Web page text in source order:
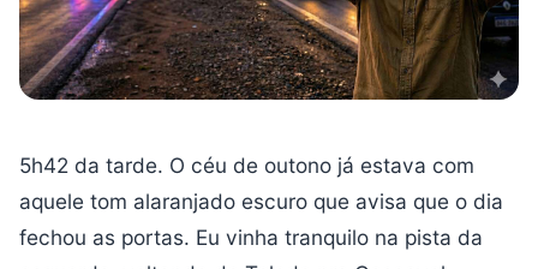
5h42 da tarde. O céu de outono já estava com
aquele tom alaranjado escuro que avisa que o dia
fechou as portas. Eu vinha tranquilo na pista da